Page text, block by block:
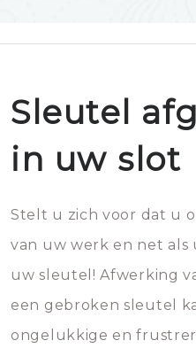
Sleutel
in uw slot
Stelt u zich voor dat u
van uw werk en net
uw sleutel! Afwerking
een gebroken sleutel
ongelukkige en